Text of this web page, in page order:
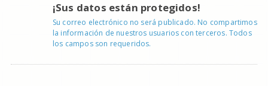
¡Sus datos están protegidos!
Su correo electrónico no será publicado. No compartimos
la información de nuestros usuarios con terceros. Todos
los campos son requeridos.